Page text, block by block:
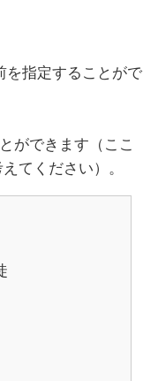
を指定することがで
ができます（ここ
てください）。